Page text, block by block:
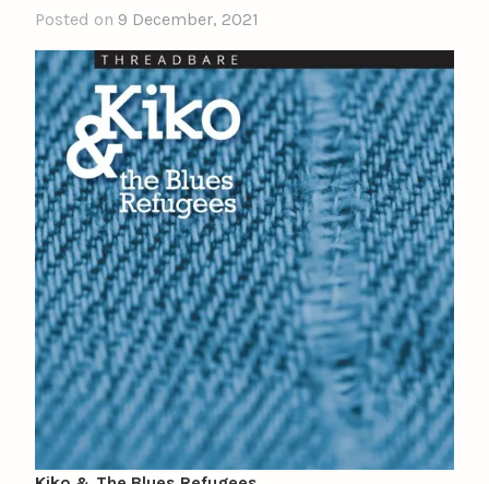
Posted on 9 December, 2021